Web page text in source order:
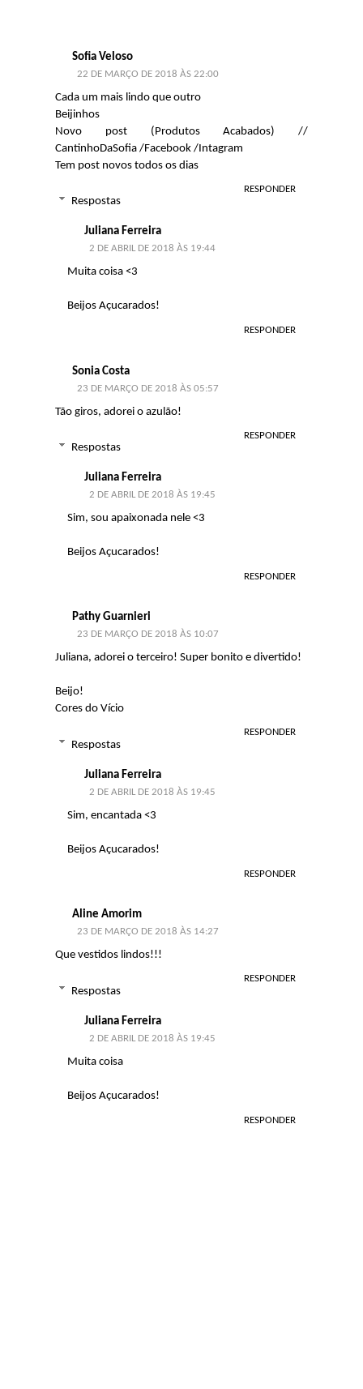
Sofia Veloso
22 DE MARÇO DE 2018 ÀS 22:00
Cada um mais lindo que outro
Beijinhos
Novo post (Produtos Acabados) //
CantinhoDaSofia /Facebook / Intagram
Tem post novos todos os dias
RESPONDER
Respostas
Juliana Ferreira
2 DE ABRIL DE 2018 ÀS 19:44
Muita coisa <3
Beijos Açucarados!
RESPONDER
Sonia Costa
23 DE MARÇO DE 2018 ÀS 05:57
Tão giros, adorei o azulão!
RESPONDER
Respostas
Juliana Ferreira
2 DE ABRIL DE 2018 ÀS 19:45
Sim, sou apaixonada nele <3
Beijos Açucarados!
RESPONDER
Pathy Guarnieri
23 DE MARÇO DE 2018 ÀS 10:07
Juliana, adorei o terceiro! Super bonito e divertido!
Beijo!
Cores do Vício
RESPONDER
Respostas
Juliana Ferreira
2 DE ABRIL DE 2018 ÀS 19:45
Sim, encantada <3
Beijos Açucarados!
RESPONDER
Aline Amorim
23 DE MARÇO DE 2018 ÀS 14:27
Que vestidos lindos!!!
RESPONDER
Respostas
Juliana Ferreira
2 DE ABRIL DE 2018 ÀS 19:45
Muita coisa
Beijos Açucarados!
RESPONDER